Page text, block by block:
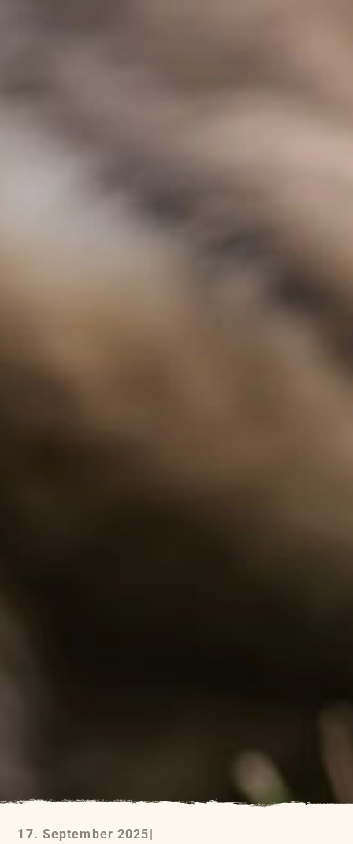
17. September 2025|